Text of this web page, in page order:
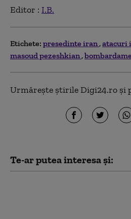
Editor : I.B.
Etichete: presedinte iran atacuri
masoud pezeshkian
Urmărește știrile Digi24.ro și
Te-ar putea interesa și: